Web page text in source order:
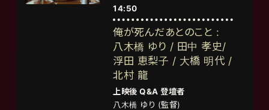
14:50
俺が死んだあとのこと :
八木橋 ゆり / 田中 孝史/
浮田 恵梨子 / 大橋 明代 /
北村 龍
上映後 Q&A 登壇者
八木橋 ゆり (監督)